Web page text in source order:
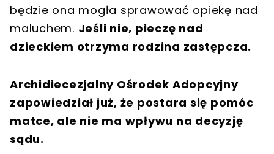
będzie ona mogła sprawować opiekę nad
maluchem. Jeśli nie, pieczę nad
dzieckiem otrzyma rodzina zastępcza.
Archidiecezjalny Ośrodek Adopcyjny
zapowiedział już, że postara się pomóc
matce, ale nie ma wpływu na decyzję
sądu.